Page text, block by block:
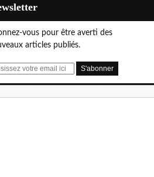
vous pour être averti des
articles publiés.